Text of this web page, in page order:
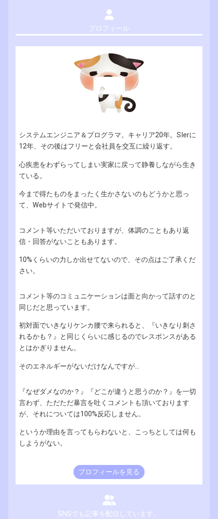
プロフィール
システムエンジニア＆プログラマ。キャリア20年。SIerに
12年、その後はフリーと会社員を交互に繰り返す。
心疾患をわずらってしまい実家に戻って静養しながら生き
ている。
今まで得たものをまったく生かさないのもどうかと思っ
て、Webサイトで発信中。
コメント等いただいておりますが、体調のこともあり返
信・回答がないこともあります。
10%くらいの力しか出せてないので、その点はご了承くだ
さい。
コメント等のコミュニケーションは面と向かって話すのと
同じだと思っています。
初対面でいきなりケンカ腰で来られると、『いきなり刺さ
れるかも？』と同じくらいに感じるのでレスポンスがある
とはかぎりません。
そのエネルギーがないだけなんですが...
『なぜダメなのか？』『どこが違うと思うのか？』を一切
言わず、ただただ暴言を吐くコメントも頂いております
が、それについては100%反応しません。
というか理由を言ってもらわないと、こっちとしては何も
しようがない。
プロフィールを見る
SNSでも記事を配信しています。